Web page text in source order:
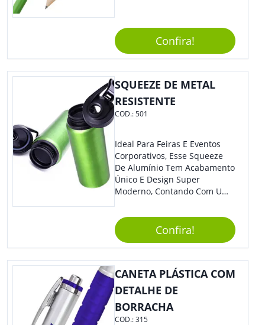
Reuniões Corporativas Ou Até
Mesmo Para Presentear
Colaboradores E Parceiros De
Confira!
SQUEEZE DE METAL
RESISTENTE
COD.:501
Ideal Para Feiras E Eventos
Corporativos, Esse Squeeze
De Alumínio Tem Acabamento
Único E Design Super
Moderno, Contando Com Uma
Permite Vazamentos. Sem
Dúvidas É Um Brinde Prático
Que Levará Sua Marca Com
Muito Estilo, Agradando À
Todos.
Confira!
CANETA PLÁSTICA COM
DETALHE DE
BORRACHA
COD.:315